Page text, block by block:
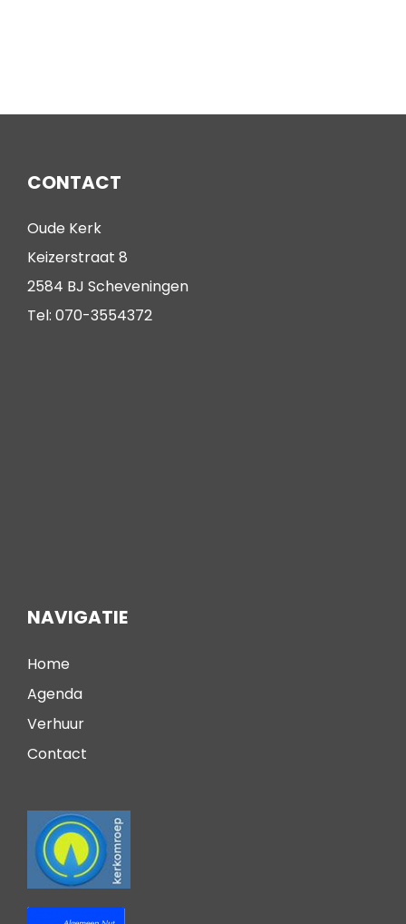
CONTACT
Oude Kerk
Keizerstraat 8
2584 BJ Scheveningen
Tel: 070-3554372
NAVIGATIE
Home
Agenda
Verhuur
Contact